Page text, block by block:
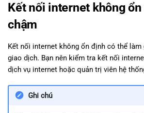
i
z
i
xác
Không hỗ trợ người dùng Hoa
Kỳ
Tại sao người dùng Hoa Kỳ
Phát hiện vị trí địa lý
Kết nối internet không
chậm
Kết nối internet không ổn định có thể
giao dịch. Bạn nên kiểm tra kết nối
dịch vụ internet hoặc quản trị viên hệ
Ghi chú